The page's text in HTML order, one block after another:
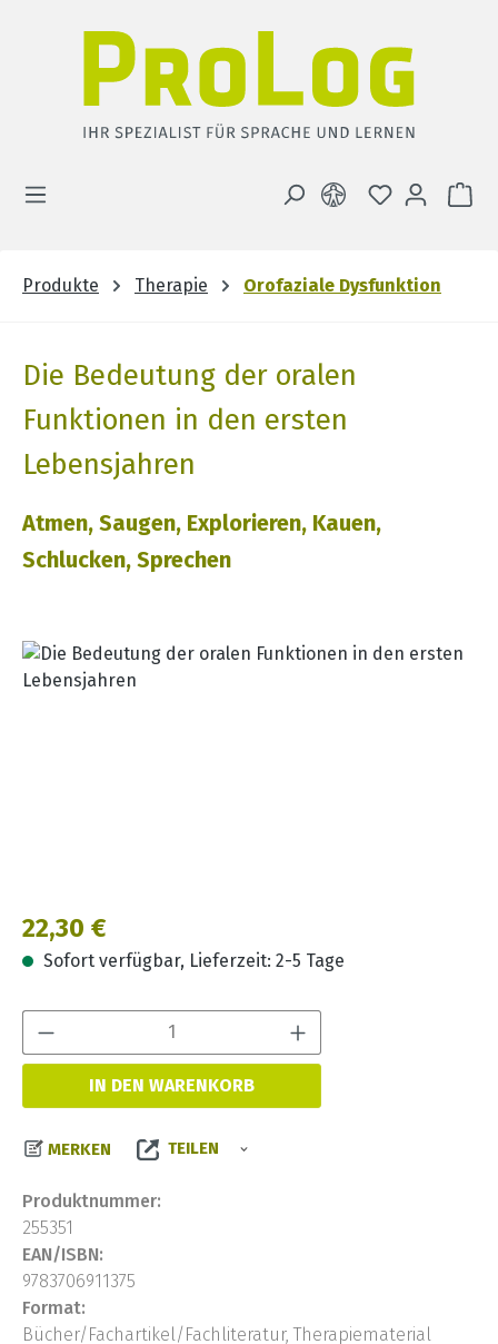
DU HAST 0
Produkte Therapie Orofaziale Dysfunktion
Die Bedeutung der oralen
Funktionen in den ersten
Lebensjahren
Atmen, Saugen, Explorieren, Kauen,
Schlucken, Sprechen
Bildergalerie überspringen
Regulärer Preis:
22,30 €
Sofort verfügbar, Lieferzeit: 2-5 Tage
IN DEN WARENKORB
MERKEN TEILEN
Produktnummer:
255351
EAN/ISBN:
9783706911375
Format:
Bücher/Fachartikel/Fachliteratur, Therapiematerial